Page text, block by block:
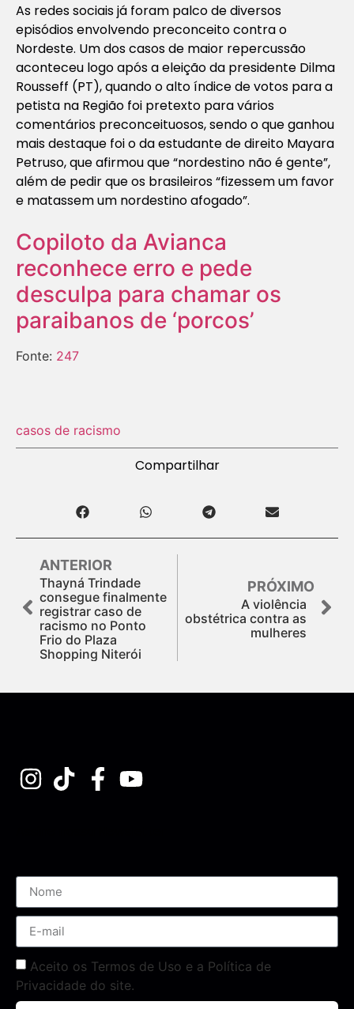
As redes sociais já foram palco de diversos
episódios envolvendo preconceito contra o
Nordeste. Um dos casos de maior repercussão
aconteceu logo após a eleição da presidente Dilma
Rousseff (PT), quando o alto índice de votos para a
petista na Região foi pretexto para vários
comentários preconceituosos, sendo o que ganhou
mais destaque foi o da estudante de direito Mayara
Petruso, que afirmou que “nordestino não é gente”,
além de pedir que os brasileiros “fizessem um favor
e matassem um nordestino afogado”.
Copiloto da Avianca
reconhece erro e pede
desculpa para chamar os
paraibanos de ‘porcos’
Fonte: 247
casos de racismo
Compartilhar
ANTERIOR
Thayná Trindade
consegue finalmente
registrar caso de
racismo no Ponto
Frio do Plaza
Shopping Niterói
PRÓXIMO
A violência
obstétrica contra as
mulheres
Aceito os Termos de Uso e a Política de
Privacidade do site.